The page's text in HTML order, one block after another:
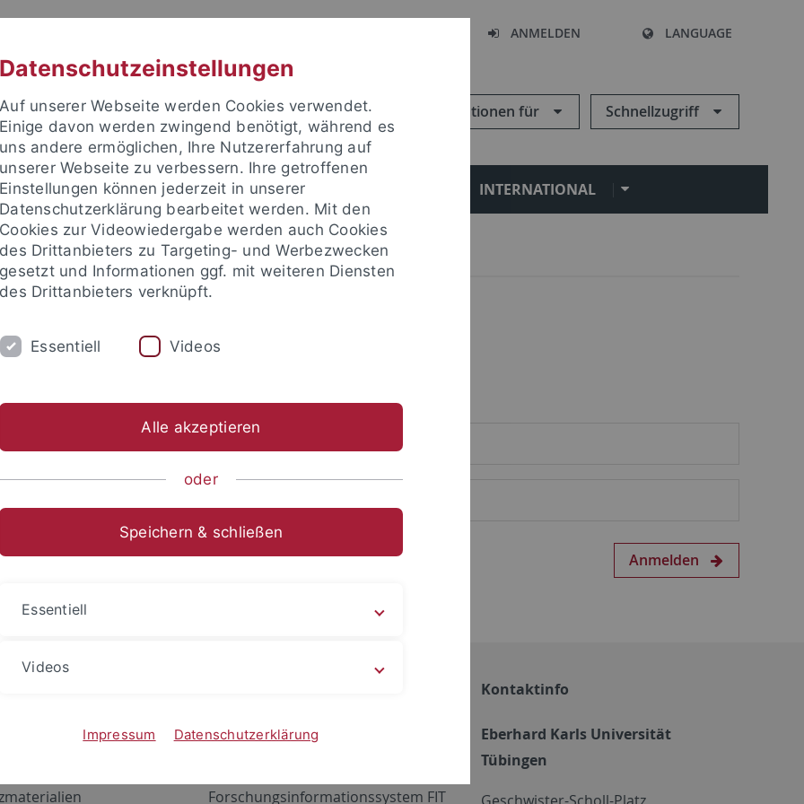
ANMELDEN LANGUAGE
Informationen für Schnellzugriff
FORSCHUNG EINRICHTUNGEN INTERNATIONAL
um sich anzumelden:
Anmelden
Netzwerk
ALMA
Forschungsinformationssystem FIT
Kontaktinfo
Eberhard Karls Universität
Tübingen
Datenschutzeinstellungen
Auf unserer Webseite werden Cookies verwendet.
Einige davon werden zwingend benötigt, während es
uns andere ermöglichen, Ihre Nutzererfahrung auf
unserer Webseite zu verbessern. Ihre getroffenen
Einstellungen können jederzeit in unserer
Datenschutzerklärung bearbeitet werden. Mit den
Cookies zur Videowiedergabe werden auch Cookies
des Drittanbieters zu Targeting- und Werbezwecken
gesetzt und Informationen ggf. mit weiteren Diensten
des Drittanbieters verknüpft.
Essentiell Videos
Alle akzeptieren
oder
Speichern & schließen
Essentiell
Videos
Impressum Datenschutzerklärung